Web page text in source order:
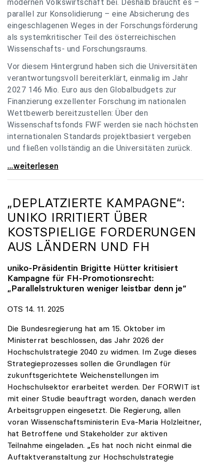
modernen Volkswirtschaft bei. Deshalb braucht es –
parallel zur Konsolidierung – eine Absicherung des
eingeschlagenen Weges in der Forschungsförderung
als systemkritischer Teil des österreichischen
Wissenschafts- und Forschungsraums.
Vor diesem Hintergrund haben sich die Universitäten
verantwortungsvoll bereiterklärt, einmalig im Jahr
2027 146 Mio. Euro aus den Globalbudgets zur
Finanzierung exzellenter Forschung im nationalen
Wettbewerb bereitzustellen: Über den
Wissenschaftsfonds FWF werden sie nach höchsten
internationalen Standards projektbasiert vergeben
und fließen vollständig an die Universitäten zurück.
Gemeinsam für einen starken Wissenschafts- und
...weiterlesen
„DEPLATZIERTE KAMPAGNE“:
UNIKO IRRITIERT ÜBER
KOSTSPIELIGE FORDERUNGEN
AUS LÄNDERN UND FH
uniko-Präsidentin Brigitte Hütter kritisiert
Kampagne für FH-Promotionsrecht:
„Parallelstrukturen weniger leistbar denn je“
OTS 14. 11. 2025
Die Bundesregierung hat am 15. Oktober im
Ministerrat beschlossen, das Jahr 2026 der
Hochschulstrategie 2040 zu widmen. Im Zuge dieses
Strategieprozesses sollen die Grundlagen für
zukunftsgerichtete Weichenstellungen im
Hochschulsektor erarbeitet werden. Der FORWIT ist
mit einer Studie beauftragt worden, danach werden
Arbeitsgruppen eingesetzt. Die Regierung, allen
voran Wissenschaftsministerin Eva-Maria Holzleitner,
hat Betroffene und Stakeholder zur aktiven
Teilnahme eingeladen. „Es hat noch nicht einmal die
Auftaktveranstaltung zur Hochschulstrategie